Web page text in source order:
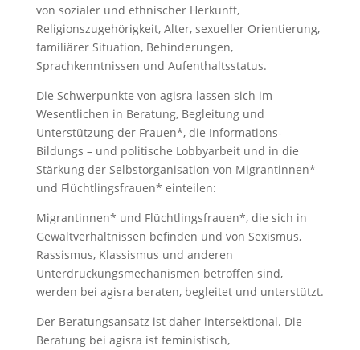
von sozialer und ethnischer Herkunft,
Religionszugehörigkeit, Alter, sexueller Orientierung,
familiärer Situation, Behinderungen,
Sprachkenntnissen und Aufenthaltsstatus.
Die Schwerpunkte von agisra lassen sich im
Wesentlichen in Beratung, Begleitung und
Unterstützung der Frauen*, die Informations-
Bildungs – und politische Lobbyarbeit und in die
Stärkung der Selbstorganisation von Migrantinnen*
und Flüchtlingsfrauen* einteilen:
Migrantinnen* und Flüchtlingsfrauen*, die sich in
Gewaltverhältnissen befinden und von Sexismus,
Rassismus, Klassismus und anderen
Unterdrückungsmechanismen betroffen sind,
werden bei agisra beraten, begleitet und unterstützt.
Der Beratungsansatz ist daher intersektional. Die
Beratung bei agisra ist feministisch,